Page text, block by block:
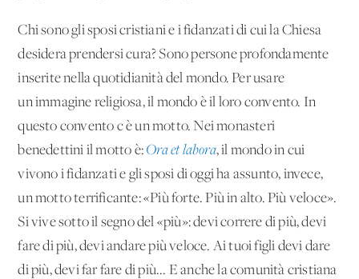
Chi sono gli sposi cristiani e i fidanzati di cui la Chiesa
desidera prendersi cura? Sono persone profondamente
inserite nella quotidianità del mondo. Per usare
un'immagine religiosa, il mondo è il loro convento. In
questo convento c'è un motto. Nei monasteri
benedettini il motto è: Ora et labora, il mondo in cui
vivono i fidanzati e gli sposi di oggi ha assunto, invece,
un motto terrificante: «Più forte. Più in alto. Più veloce».
Si vive sotto il segno del «più»: devi correre di più, devi
fare di più, devi andare più veloce. Ai tuoi figli devi dare
di più, devi far fare di più... E anche la comunità cristiana